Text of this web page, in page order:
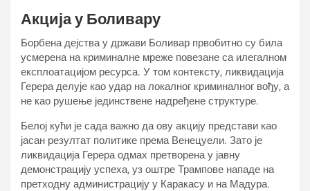
Акција у Боливару
Борбена дејства у држави Боливар првобитно су била
усмерена на криминалне мреже повезане са илегалном
експлоатацијом ресурса. У том контексту, ликвидација
Герера делује као удар на локалног криминалног вођу, а
не као рушење јединствене надређене структуре.
Белој кући је сада важно да ову акцију представи као
јасан резултат политике према Венецуели. Зато је
ликвидација Герера одмах претворена у јавну
демонстрацију успеха, уз оштре Трампове нападе на
претходну администрацију у Каракасу и на Мадура.